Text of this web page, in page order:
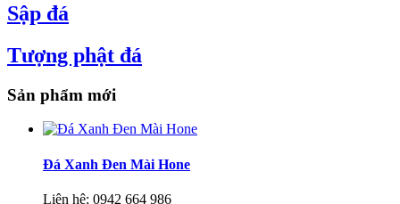
Sập đá
Tượng phật đá
Sản phẩm mới
Đá Xanh Đen Mài Hone
Liên hệ: 0942 664 986